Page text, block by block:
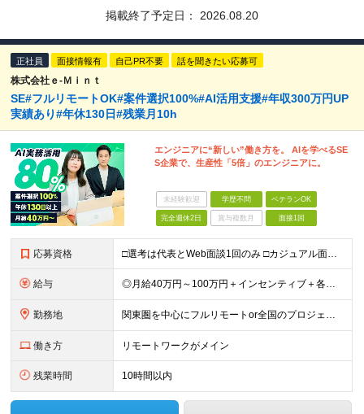
掲載終了予定日： 2026.08.20
正社員 面接情報有 自己PR不要 話を聞きたい応募可
株式会社ｅ‐Ｍｉｎｔ
SE#フルリモートOK#案件選択100%#AI活用支援#年収300万円UP
実績あり#年休130日#残業月10h
エンジニアに“新しい”働き方を。 AIを学べるSE
S企業で、生産性「5倍」のエンジニアに。
未経験歓迎 学歴不問 ベテランOK
完全週休2日 賞与複数月 面接1回
応募資格 □選考は代表とWeb面談1回のみ □カジュアル面談も大歓迎！ 【応募条件】 ◎ITエンジニアの開発の実務経験をお持ちの方 └言語・業界・ジャンル不問 └ブランクありOK！学歴不問 ＼ こんな思いを
給与 ◎月給40万円～100万円＋インセンティブ＋各種手当 ・年収120万〜300万円UPの実績も！ ・平均年収UP率は1.1～1.3倍 ・案件単価100%公開 × 単価連動の給与制度 ・能力等を考慮の上、
勤務地 関東圏を中心にフルリモートor全国のプロジェクトも可 ◆リモート実施率80% ◆UIターン歓迎！転勤なし ※(変更の範囲)上記を除く当社関連勤務地 本社：東京都新宿区西新宿3-9-23 西新宿大和ビ
働き方 リモートワークがメイン
残業時間 10時間以内